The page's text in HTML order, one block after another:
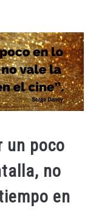
un poco
no
en